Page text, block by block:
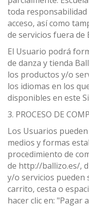
toda responsabilidad
acceso, así como
de servicios fuera de
El Usuario podrá
de danza y tienda
los productos y/o
los idiomas en los
disponibles en este
3. PROCESO DE
Los Usuarios
medios y formas
procedimiento de
de http://ballizo.es/,
y/o servicios pueden
carrito, cesta o
hacer clic en: "Pagar